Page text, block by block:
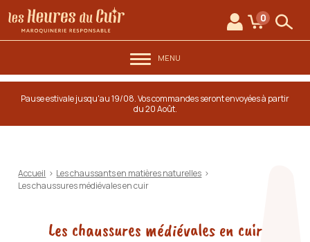
Les Heures du Cuir
MENU
Mon compte
0
Mon
Pause estivale jusqu'au 19/08. Vos commandes seront envoyées à partir
du 20 Août.
Accueil > Les chaussants en matières naturelles >
Les chaussures médiévales en cuir
Les chaussures médiévales en cuir